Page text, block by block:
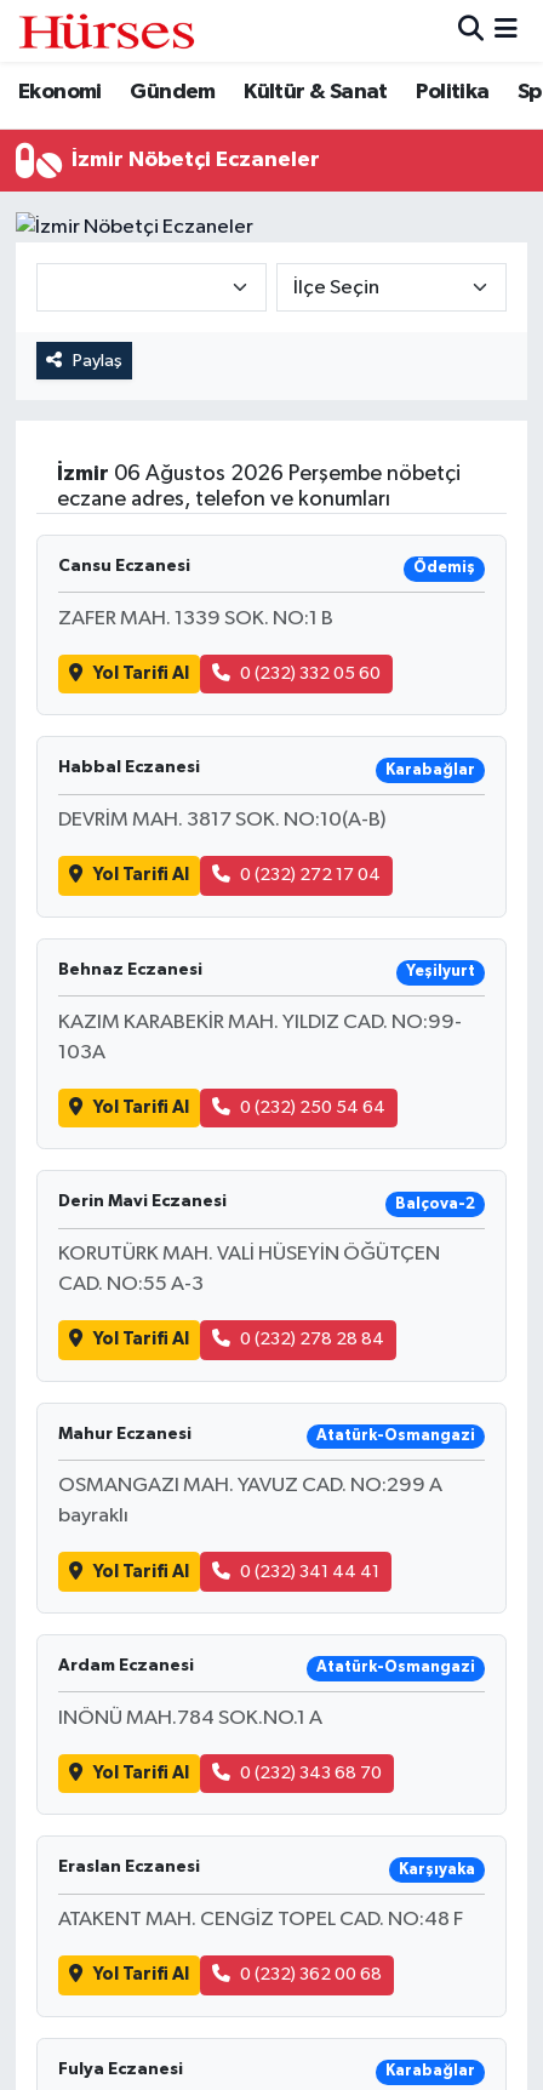
Ekonomi Gündem Kültür & Sanat Politika
İzmir Nöbetçi Eczaneler
Paylaş
İzmir 06 Ağustos 2026 Perşembe nöbetçi
eczane adres, telefon ve konumları
Cansu Eczanesi Ödemiş
ZAFER MAH. 1339 SOK. NO:1 B
Yol Tarifi Al 0 (232) 332 05 60
Habbal Eczanesi Karabağlar
DEVRİM MAH. 3817 SOK. NO:10(A-B)
Yol Tarifi Al 0 (232) 272 17 04
Behnaz Eczanesi Yeşilyurt
KAZIM KARABEKİR MAH. YILDIZ CAD. NO:99-
103A
Yol Tarifi Al 0 (232) 250 54 64
Derin Mavi Eczanesi Balçova-2
KORUTÜRK MAH. VALİ HÜSEYİN ÖĞÜTÇEN
CAD. NO:55 A-3
Yol Tarifi Al 0 (232) 278 28 84
Mahur Eczanesi Atatürk-Osmangazi
OSMANGAZI MAH. YAVUZ CAD. NO:299 A
bayraklı
Yol Tarifi Al 0 (232) 341 44 41
Ardam Eczanesi Atatürk-Osmangazi
INÖNÜ MAH.784 SOK.NO.1 A
Yol Tarifi Al 0 (232) 343 68 70
Eraslan Eczanesi Karşıyaka
ATAKENT MAH. CENGİZ TOPEL CAD. NO:48 F
Yol Tarifi Al 0 (232) 362 00 68
Fulya Eczanesi Karabağlar
Ekonomi
Gündem
Kültür & Sanat
Spor
Hava Durumu
Trafik Durumu
Süper Lig Puan Durumu ve Fikstür
Son Dakika Haberleri